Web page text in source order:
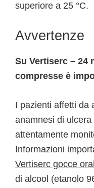
superiore a 25 °C.
Avvertenze
Su Vertiserc – 24
compresse è
I pazienti affetti da
anamnesi di
attentamente
Informazioni
Vertiserc gocce
di alcool (etanolo